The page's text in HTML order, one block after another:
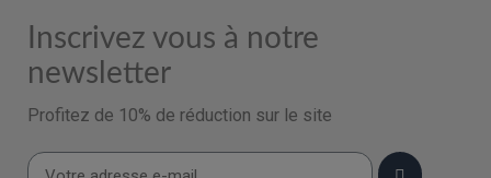
Inscrivez vous à notre
newsletter
Profitez de 10% de réduction sur le site